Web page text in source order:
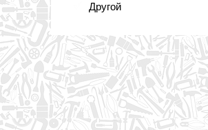
Другой